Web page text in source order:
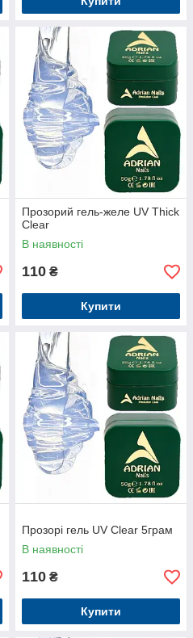
Прозорий гель-желе UV Thick
Clear
В наявності
110 ₴
Купити
Прозорі гель UV Clear 5грам
В наявності
110 ₴
Купити